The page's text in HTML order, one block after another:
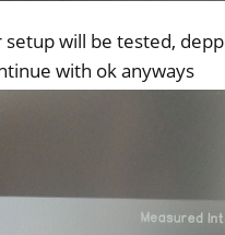
will be tested,
with ok anyways